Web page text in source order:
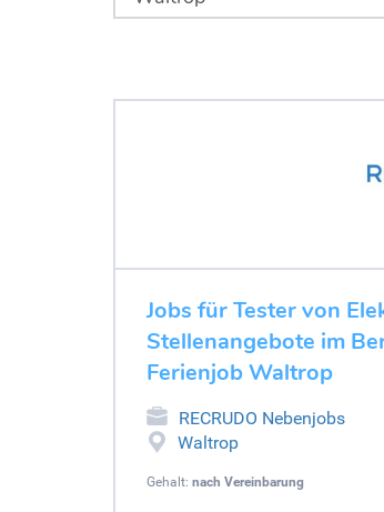
Jobs für Tester von
Stellenangebote im
Ferienjob Waltrop
RECRUDO Nebenjobs
Waltrop
Gehalt: nach Vereinbarung